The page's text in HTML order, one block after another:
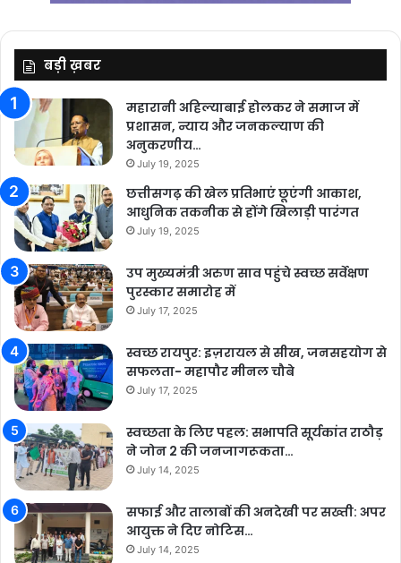
बड़ी ख़बर
महारानी अहिल्याबाई होलकर ने समाज में
प्रशासन, न्याय और जनकल्याण की
अनुकरणीय…
July 19, 2025
छत्तीसगढ़ की खेल प्रतिभाएं छूएंगी आकाश,
आधुनिक तकनीक से होंगे खिलाड़ी पारंगत
July 19, 2025
उप मुख्यमंत्री अरुण साव पहुंचे स्वच्छ सर्वेक्षण
पुरस्कार समारोह में
July 17, 2025
स्वच्छ रायपुर: इज़रायल से सीख, जनसहयोग से
सफलता- महापौर मीनल चौबे
July 17, 2025
स्वच्छता के लिए पहल: सभापति सूर्यकांत राठौड़
ने जोन 2 की जनजागरूकता…
July 14, 2025
सफाई और तालाबों की अनदेखी पर सख्ती: अपर
आयुक्त ने दिए नोटिस…
July 14, 2025